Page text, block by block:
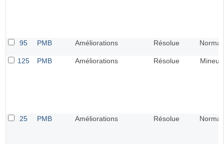
95 PMB Améliorations Résolue Normal
125 PMB Améliorations Résolue Mineur
25 PMB Améliorations Résolue Normal